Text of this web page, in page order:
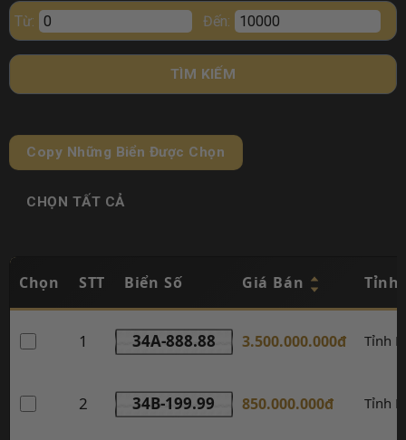
Từ: Đến:
TÌM KIẾM
Copy Những Biển Được Chọn
CHỌN TẤT CẢ
Chọn STT Biển Số Giá Bán
1 34A-888.88 3.500.000.000đ Tỉnh
2 34B-199.99 850.000.000đ Tỉnh